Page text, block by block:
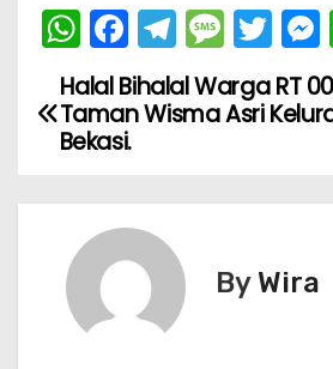
W
h
a
ts
p
p
F
a
c
e
o
o
k
T
el
e
m
M
e
s
g
e
T
w
itt
N
v
Halal Bihalal Warga RT
Taman Wisma Asri
Bekasi.
By Wira